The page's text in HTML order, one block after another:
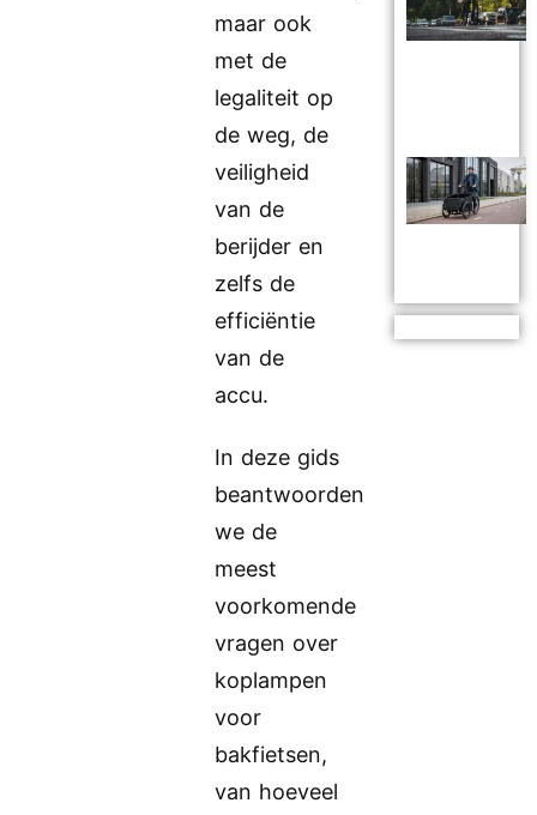
maar ook
met de
legaliteit op
de weg, de
veiligheid
van de
berijder en
zelfs de
efficiëntie
van de
accu.
In deze gids
beantwoorden
we de
meest
voorkomende
vragen over
koplampen
voor
bakfietsen,
van hoeveel